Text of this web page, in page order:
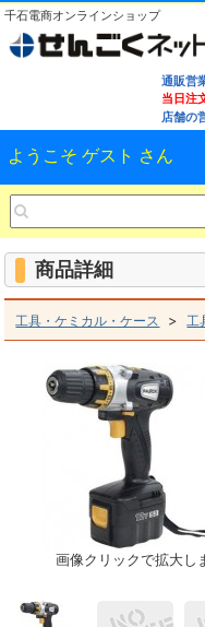
千石電商オンラインショップ
通販営
当日注
店舗の
ようこそ ゲスト さん
商品詳細
工具・ケミカル・ケース > 工
画像クリックで拡大し